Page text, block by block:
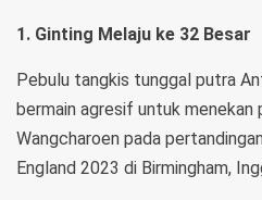
1. Ginting Melaju ke 32 Besar
Pebulu tangkis tunggal putra
bermain agresif untuk menekan
Wangcharoen pada
England 2023 di Birmingham,